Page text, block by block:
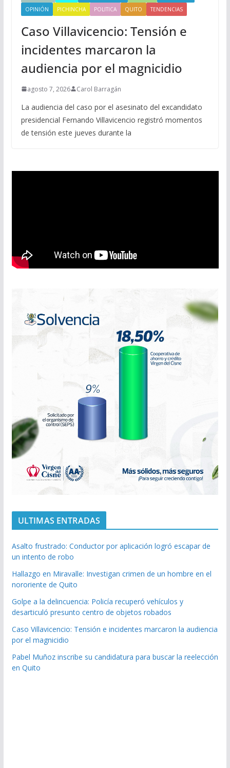
OPINIÓN
PICHINCHA POLITICA QUITO TENDENCIAS
Caso Villavicencio: Tensión e
incidentes marcaron la
audiencia por el magnicidio
agosto 7, 2026 Carol Barragán
La audiencia del caso por el asesinato del excandidato
presidencial Fernando Villavicencio registró momentos
de tensión este jueves durante la
ULTIMAS ENTRADAS
Asalto frustrado: Conductor por aplicación logró escapar de
un intento de robo
Hallazgo en Miravalle: Investigan crimen de un hombre en el
nororiente de Quito
Golpe a la delincuencia: Policía recuperó vehículos y
desarticuló presunto centro de objetos robados
Caso Villavicencio: Tensión e incidentes marcaron la audiencia
por el magnicidio
Pabel Muñoz inscribe su candidatura para buscar la reelección
en Quito